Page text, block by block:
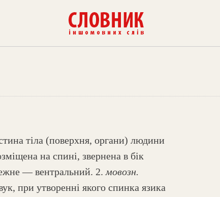
тіла (поверхня, органи) людини
на спині, звернена в бік
— вентральний. 2.мовозн.
при утворенні якого спинка язика